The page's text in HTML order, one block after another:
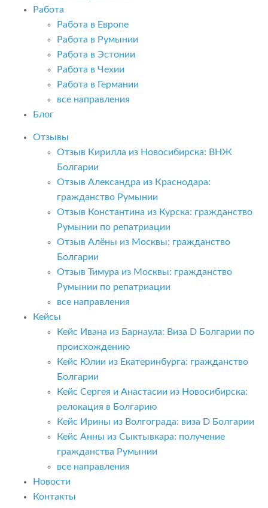
Работа
Работа в Европе
Работа в Румынии
Работа в Эстонии
Работа в Чехии
Работа в Германии
все направления
Блог
Отзывы
Отзыв Кирилла из Новосибирска: ВНЖ
Болгарии
Отзыв Александра из Краснодара:
гражданство Румынии
Отзыв Константина из Курска: гражданство
Румынии по репатриации
Отзыв Алёны из Москвы: гражданство
Болгарии
Отзыв Тимура из Москвы: гражданство
Румынии по репатриации
все направления
Кейсы
Кейс Ивана из Барнаула: Виза D Болгарии по
происхождению
Кейс Юлии из Екатеринбурга: гражданство
Болгарии
Кейс Сергея и Анастасии из Новосибирска:
релокация в Болгарию
Кейс Ирины из Волгограда: виза D Болгарии
Кейс Анны из Сыктывкара: получение
гражданства Румынии
все направления
Новости
Контакты